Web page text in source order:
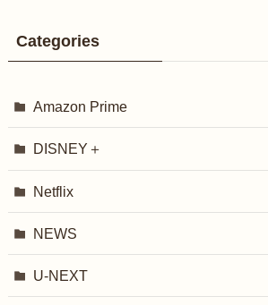
Categories
Amazon Prime
DISNEY＋
Netflix
NEWS
U-NEXT